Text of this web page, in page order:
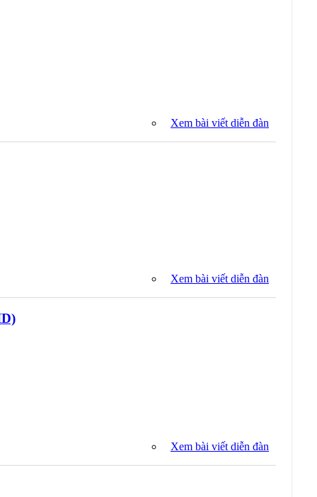
Xem bài viết diễn đàn
Xem bài viết diễn đàn
Xem bài viết diễn đàn